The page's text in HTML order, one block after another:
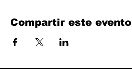
Compartir este evento